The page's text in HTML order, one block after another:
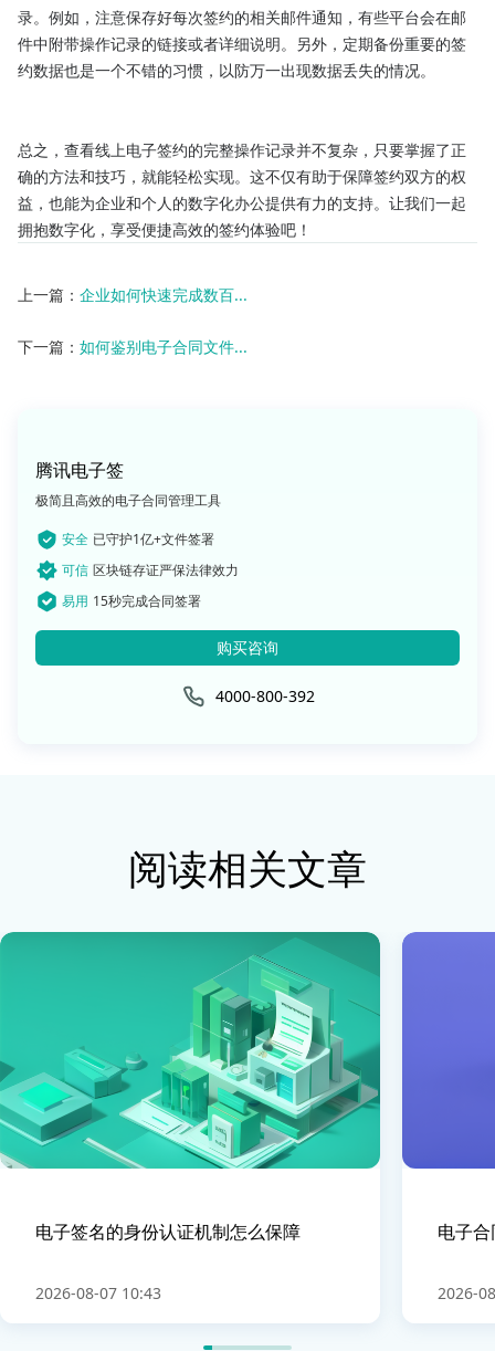
录。例如，注意保存好每次签约的相关邮件通知，有些平台会在邮
件中附带操作记录的链接或者详细说明。另外，定期备份重要的签
约数据也是一个不错的习惯，以防万一出现数据丢失的情况。
总之，查看线上电子签约的完整操作记录并不复杂，只要掌握了正
确的方法和技巧，就能轻松实现。这不仅有助于保障签约双方的权
益，也能为企业和个人的数字化办公提供有力的支持。让我们一起
拥抱数字化，享受便捷高效的签约体验吧！
上一篇： 企业如何快速完成数百...
下一篇： 如何鉴别电子合同文件...
腾讯电子签
极简且高效的电子合同管理工具
安全 已守护1亿+文件签署
可信 区块链存证严保法律效力
易用 15秒完成合同签署
购买咨询
4000-800-392
阅读相关文章
电子签名的身份认证机制怎么保障
2026-08-07 10:43
电子
2026-